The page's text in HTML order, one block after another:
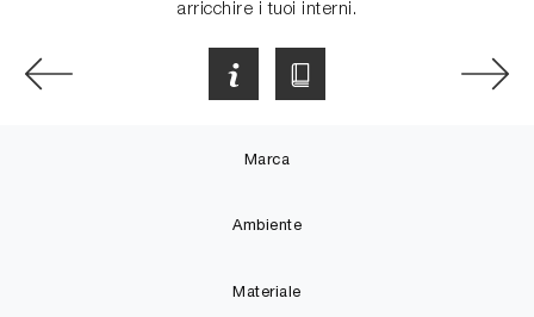
arricchire i tuoi interni.
Marca
Ambiente
Materiale